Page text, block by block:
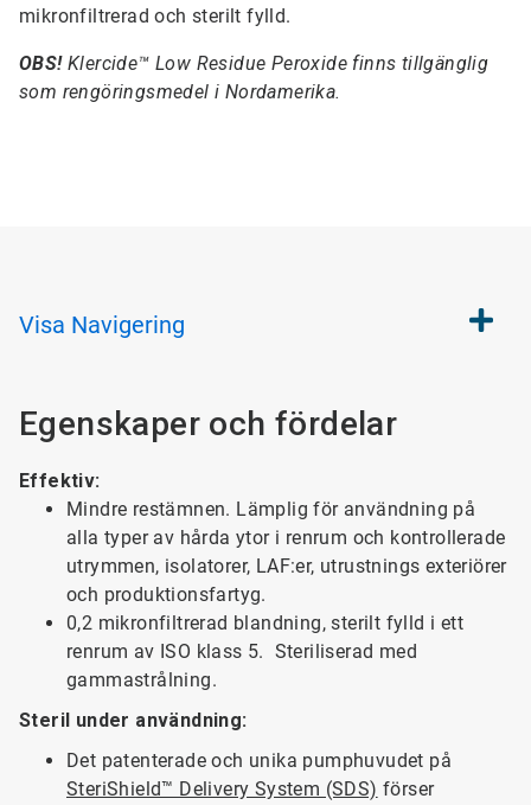
mikronfiltrerad och sterilt fylld.
OBS! Klercide™ Low Residue Peroxide finns tillgänglig
som rengöringsmedel i Nordamerika.
Visa Navigering
Egenskaper och fördelar
Effektiv:
Mindre restämnen. Lämplig för användning på
alla typer av hårda ytor i renrum och kontrollerade
utrymmen, isolatorer, LAF:er, utrustnings exteriörer
och produktionsfartyg.
0,2 mikronfiltrerad blandning, sterilt fylld i ett
renrum av ISO klass 5. Steriliserad med
gammastrålning.
Steril under användning:
Det patenterade och unika pumphuvudet på
SteriShield™ Delivery System (SDS) förser